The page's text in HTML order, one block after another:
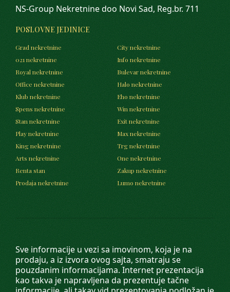
Sve informacije u vezi sa imovinom, koja je na
prodaju, a iz izvora ovog sajta, smatraju se
pouzdanim informacijama. Internet prezentacija
kao takva je napravljena da prezentuje tačne
NS-Group Nekretnine doo Novi Sad, Reg.br. 711
POSLOVNE JEDINICE
Grad nekretnine
City nekretnine
021 nekretnine
Info nekretnine
Royal nekretnine
Bulevar nekretnine
Office nekretnine
Halo nekretnine
Klub nekretnine
Eho nekretnine
Spens nekretnine
Win nekretnine
Stan nekretnine
Exit nekretnine
Play nekretnine
Max nekretnine
King nekretnine
Trg nekretnine
Arts nekretnine
One nekretnine
Renta stan
Zakup nekretnine
Prodaja nekretnine
Lumo nekretnine